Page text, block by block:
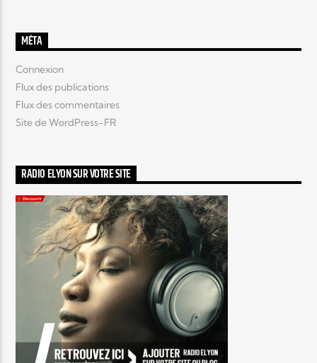
MÉTA
Connexion
Flux des publications
Flux des commentaires
Site de WordPress-FR
RADIO ELYON SUR VOTRE SITE